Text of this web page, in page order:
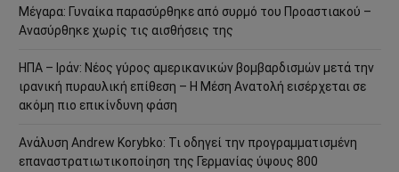
Μέγαρα: Γυναίκα παρασύρθηκε από συρμό του Προαστιακού –
Ανασύρθηκε χωρίς τις αισθήσεις της
ΗΠΑ – Ιράν: Νέος γύρος αμερικανικών βομβαρδισμών μετά την
ιρανική πυραυλική επίθεση – Η Μέση Ανατολή εισέρχεται σε
ακόμη πιο επικίνδυνη φάση
Ανάλυση Andrew Korybko: Τι οδηγεί την προγραμματισμένη
επαναστρατιωτικοποίηση της Γερμανίας ύψους 800